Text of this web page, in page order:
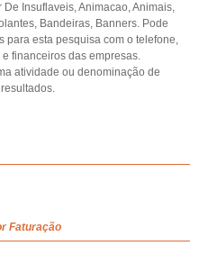
Insuflaveis, Animacao, Animais,
Bandeiras, Banners. Pode
para esta pesquisa com o telefone,
financeiros das empresas.
atividade ou denominação de
Faturação